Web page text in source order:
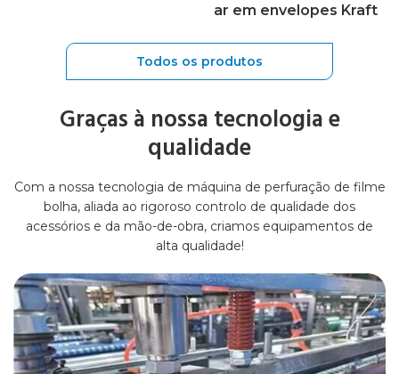
ar em envelopes Kraft
Todos os produtos
Graças à nossa tecnologia e
qualidade
Com a nossa tecnologia de máquina de perfuração de filme
bolha, aliada ao rigoroso controlo de qualidade dos
acessórios e da mão-de-obra, criamos equipamentos de
alta qualidade!